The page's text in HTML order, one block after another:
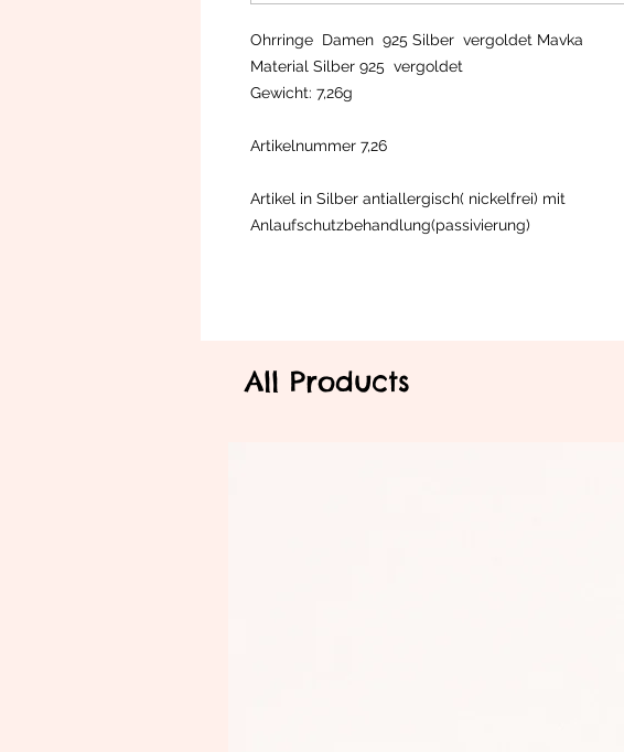
Ohrringe Damen 925 Silber vergoldet Mavka
Material Silber 925 vergoldet
Gewicht: 7,26g
Artikelnummer 7,26
Artikel in Silber antiallergisch( nickelfrei) mit
Anlaufschutzbehandlung(passivierung)
All Products